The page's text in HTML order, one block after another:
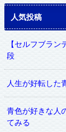
人気投稿
【セルフブラ
段
人生が好転した
青色が好きな人
てみる